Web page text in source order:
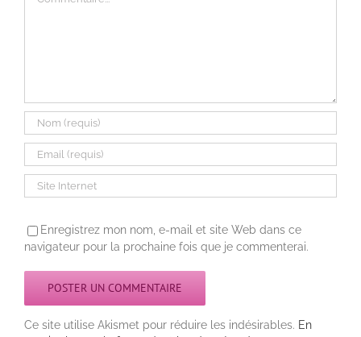
Enregistrez mon nom, e-mail et site Web dans ce
navigateur pour la prochaine fois que je commenterai.
Ce site utilise Akismet pour réduire les indésirables. En